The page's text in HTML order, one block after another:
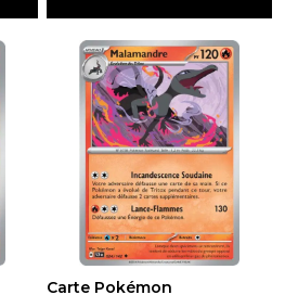
Carte Pokémon